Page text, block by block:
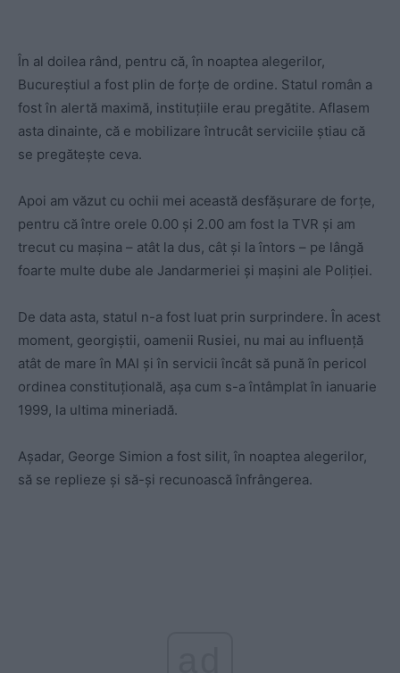
În al doilea rând, pentru că, în noaptea alegerilor,
Bucureștiul a fost plin de forțe de ordine. Statul român a
fost în alertă maximă, instituțiile erau pregătite. Aflasem
asta dinainte, că e mobilizare întrucât serviciile știau că
se pregătește ceva.
Apoi am văzut cu ochii mei această desfășurare de forțe,
pentru că între orele 0.00 și 2.00 am fost la TVR și am
trecut cu mașina – atât la dus, cât și la întors – pe lângă
foarte multe dube ale Jandarmeriei și mașini ale Poliției.
De data asta, statul n-a fost luat prin surprindere. În acest
moment, georgiștii, oamenii Rusiei, nu mai au influență
atât de mare în MAI și în servicii încât să pună în pericol
ordinea constituțională, așa cum s-a întâmplat în ianuarie
1999, la ultima mineriadă.
Așadar, George Simion a fost silit, în noaptea alegerilor,
să se replieze și să-și recunoască înfrângerea.